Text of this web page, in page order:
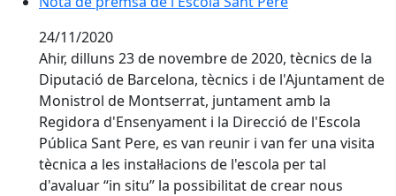
24/11/2020
Ahir, dilluns 23 de novembre de 2020, tècnics de la
Diputació de Barcelona, tècnics i de l'Ajuntament de
Monistrol de Montserrat, juntament amb la
Regidora d'Ensenyament i la Direcció de l'Escola
Pública Sant Pere, es van reunir i van fer una visita
tècnica a les instal·lacions de l'escola per tal
d'avaluar “in situ” la possibilitat de crear nous